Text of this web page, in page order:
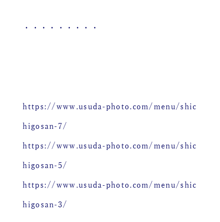
・・・・・・・・・
https://www.usuda-photo.com/menu/shic
higosan-7/
https://www.usuda-photo.com/menu/shic
higosan-5/
https://www.usuda-photo.com/menu/shic
higosan-3/